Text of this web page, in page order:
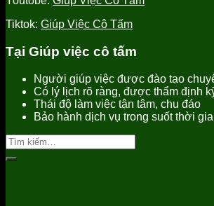
Tiktok: Giúp Việc Cô Tấm
Tại Giúp việc cô tấm
Người giúp việc được đào tạo
Có lý lịch rõ ràng, được thẩm định
Thái độ làm việc tận tâm, chu đáo
Bảo hành dịch vụ trong suốt thời
Tìm
kiếm: